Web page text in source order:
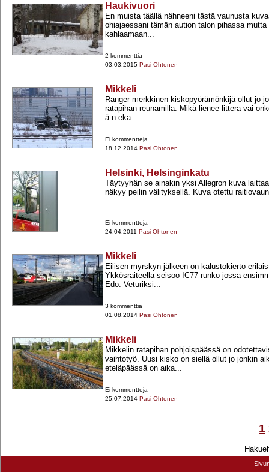
Haukivuori
En muista täällä nähneeni tästä vaunusta
ohiajaessani tämän aution talon pihassa mutta
kahlaamaan...
2 kommenttia
03.03.2015 Pasi Ohtonen
Mikkeli
Ranger merkkinen kiskopyörämönkijä ollut jo
ratapihan reunamilla. Mikä lienee littera vai
ä n eka...
Ei kommentteja
18.12.2014 Pasi Ohtonen
Helsinki, Helsinginkatu
Täytyyhän se ainakin yksi Allegron kuva
näkyy peilin välityksellä. Kuva otettu
Ei kommentteja
24.04.2011 Pasi Ohtonen
Mikkeli
Eilisen myrskyn jälkeen on kalustokierto
Ykkösraiteella seisoo IC77 runko jossa
Edo. Veturiksi...
3 kommenttia
01.08.2014 Pasi Ohtonen
Mikkeli
Mikkelin ratapihan pohjoispäässä on
vaihtotyö. Uusi kisko on siellä ollut jo jonkin
eteläpäässä on aika...
Ei kommentteja
25.07.2014 Pasi Ohtonen
1